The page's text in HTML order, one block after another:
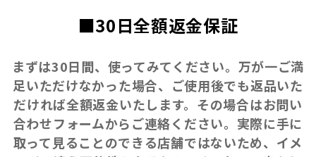
■30日全額返金保証
まずは30日間、使ってみてください。万が一ご満
足いただけなかった場合、ご使用後でも返品いた
だければ全額返金いたします。その場合はお問い
合わせフォームからご連絡ください。実際に手に
取って見ることのできる店舗ではないため、イメ